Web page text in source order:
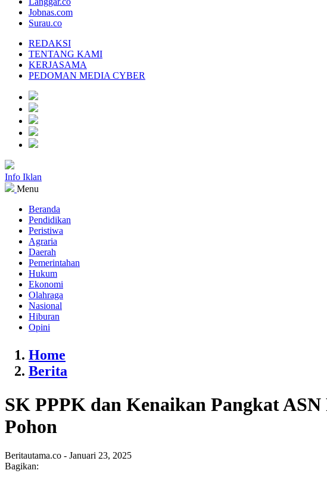
Jobnas.com
Surau.co
REDAKSI
TENTANG KAMI
KERJASAMA
PEDOMAN MEDIA CYBER
Info Iklan
Menu
Beranda
Pendidikan
Peristiwa
Agraria
Daerah
Pemerintahan
Hukum
Ekonomi
Olahraga
Nasional
Hiburan
Opini
Home
Berita
SK PPPK dan Kenaikan Pangkat
Pohon
Beritautama.co - Januari 23, 2025
Bagikan: